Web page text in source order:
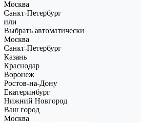
Москва
Санкт-Петербург
или
Выбрать автоматически
Москва
Санкт-Петербург
Казань
Краснодар
Воронеж
Ростов-на-Дону
Екатеринбург
Нижний Новгород
Ваш город
Москва